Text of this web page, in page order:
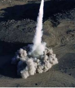
سرگرمی
فناوری
گوناگون
حوادث
محیط زیست
پیامک
روانشناسی
آشپزی
دانلود